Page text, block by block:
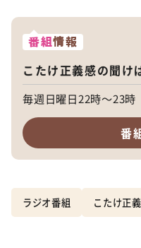
番組情報
こたけ正義感の聞け
毎週日曜日22時～23時
番
ラジオ番組 こたけ正